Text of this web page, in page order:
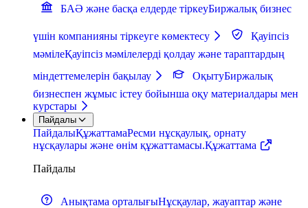
БАӘ және басқа елдерде тіркеуБиржалық бизнес
үшін компанияны тіркеуге көмектесу
Қауіпсіз
мәмілеҚауіпсіз мәмілелерді қолдау және тараптардың
міндеттемелерін бақылау
ОқытуБиржалық
бизнеспен жұмыс істеу бойынша оқу материалдары мен
курстары
Пайдалы
ПайдалыҚұжаттамаРесми нұсқаулық, орнату
нұсқаулары және өнім құжаттамасы.Құжаттама
Пайдалы
Анықтама орталығыНұсқаулар, жауаптар және